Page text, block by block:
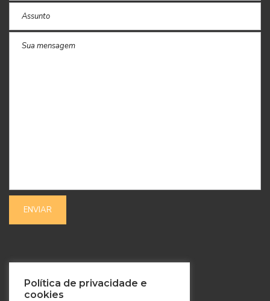
SIGA-NOS
Política de privacidade e
cookies